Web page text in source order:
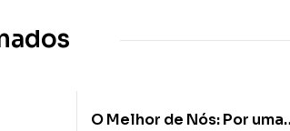
O Melhor de Nós: Por uma